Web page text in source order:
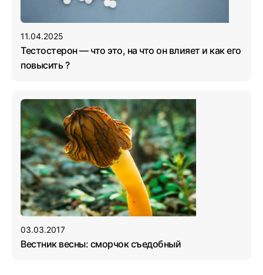
11.04.2025
Тестостерон — что это, на что он влияет и как его
повысить ?
03.03.2017
Вестник весны: сморчок съедобный